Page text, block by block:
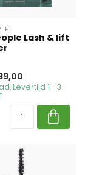
Lash & lift
Levertijd 1 - 3